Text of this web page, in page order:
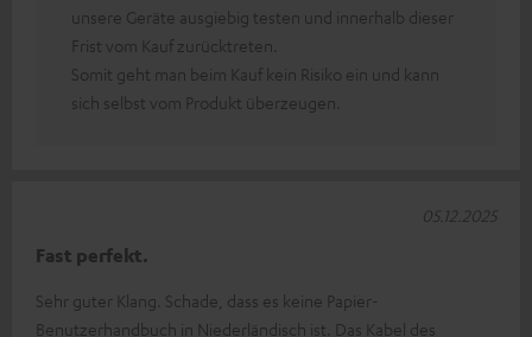
unsere Geräte ausgiebig testen und innerhalb dieser
Frist vom Kauf zurücktreten.
Somit geht man beim Kauf kein Risiko ein und kann
sich selbst vom Produkt überzeugen.
Fast perfekt.
Sehr guter Klang. Schade, dass es keine Papier-
Benutzerhandbuch in Niederländisch ist. Das Kabel des
05.12.2025